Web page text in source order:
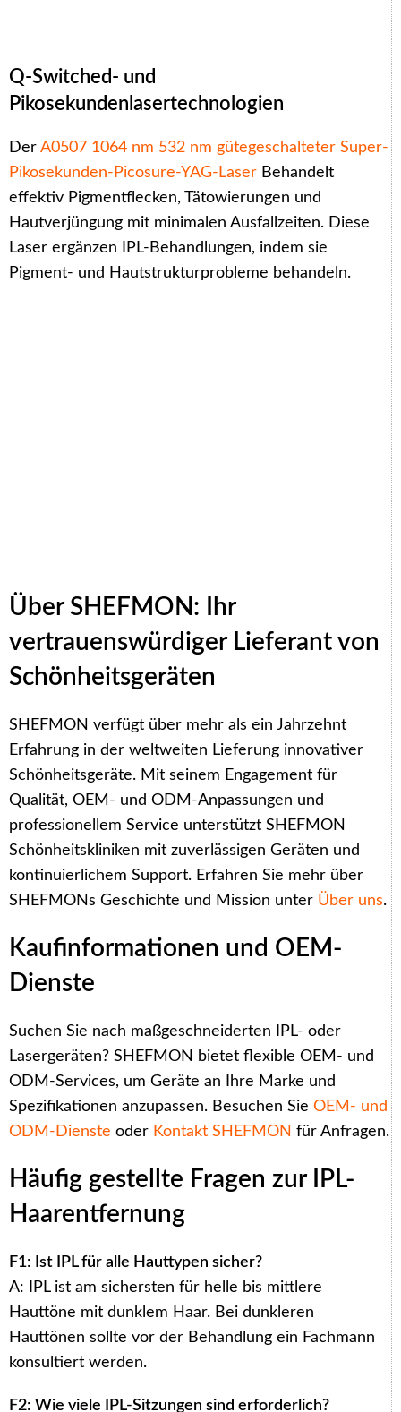
Q-Switched- und
Pikosekundenlasertechnologien
Der A0507 1064 nm 532 nm gütegeschalteter Super-
Pikosekunden-Picosure-YAG-Laser Behandelt
effektiv Pigmentflecken, Tätowierungen und
Hautverjüngung mit minimalen Ausfallzeiten. Diese
Laser ergänzen IPL-Behandlungen, indem sie
Pigment- und Hautstrukturprobleme behandeln.
Über SHEFMON: Ihr
vertrauenswürdiger Lieferant von
Schönheitsgeräten
SHEFMON verfügt über mehr als ein Jahrzehnt
Erfahrung in der weltweiten Lieferung innovativer
Schönheitsgeräte. Mit seinem Engagement für
Qualität, OEM- und ODM-Anpassungen und
professionellem Service unterstützt SHEFMON
Schönheitskliniken mit zuverlässigen Geräten und
kontinuierlichem Support. Erfahren Sie mehr über
SHEFMONs Geschichte und Mission unter Über uns.
Kaufinformationen und OEM-
Dienste
Suchen Sie nach maßgeschneiderten IPL- oder
Lasergeräten? SHEFMON bietet flexible OEM- und
ODM-Services, um Geräte an Ihre Marke und
Spezifikationen anzupassen. Besuchen Sie OEM- und
ODM-Dienste oder Kontakt SHEFMON für Anfragen.
Häufig gestellte Fragen zur IPL-
Haarentfernung
F1: Ist IPL für alle Hauttypen sicher?
A: IPL ist am sichersten für helle bis mittlere
Hauttöne mit dunklem Haar. Bei dunkleren
Hauttönen sollte vor der Behandlung ein Fachmann
konsultiert werden.
F2: Wie viele IPL-Sitzungen sind erforderlich?
Spanish
Portuguese
Japanese